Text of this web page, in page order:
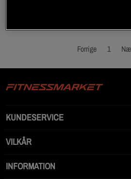
Forrige 1
KUNDESERVICE
VILKÅR
INFORMATION